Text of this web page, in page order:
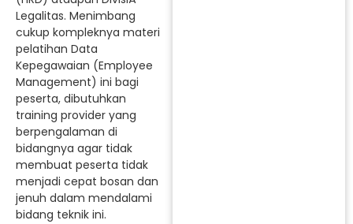
Legalitas. Menimbang
cukup kompleknya materi
pelatihan Data
Kepegawaian (Employee
Management) ini bagi
peserta, dibutuhkan
training provider yang
berpengalaman di
bidangnya agar tidak
membuat peserta tidak
menjadi cepat bosan dan
jenuh dalam mendalami
bidang teknik ini.